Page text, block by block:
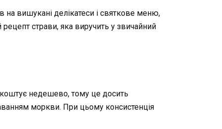
на вишукані делікатеси і святкове меню,
страви, яка виручить у звичайний
недешево, тому це досить
моркви. При цьому консистенція